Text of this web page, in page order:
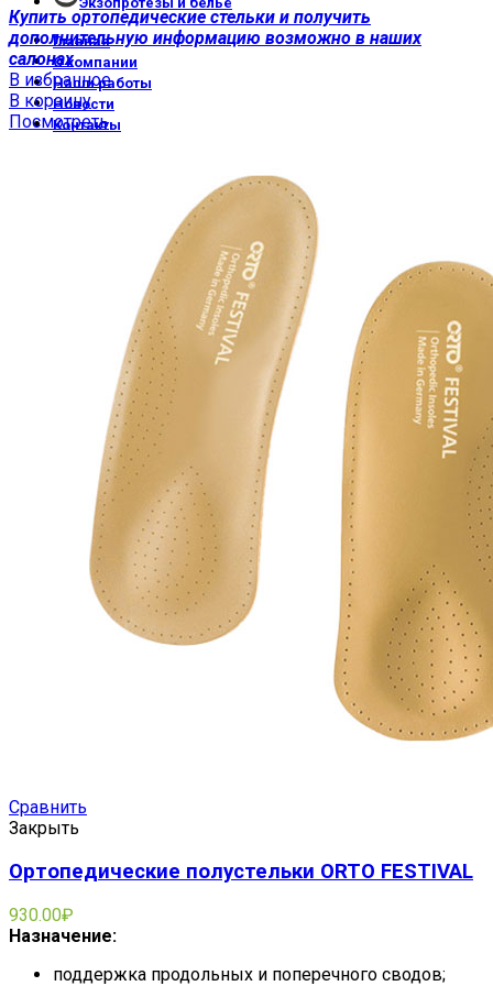
Главная
О компании
Наши работы
Новости
Контакты
Купить ортопедические стельки и получить
дополнительную информацию возможно в наших
салонах
В избранное
В корзину
Посмотреть
Сравнить
Закрыть
Ортопедические полустельки ORTO FESTIVAL
930.00₽
Назначение:
поддержка продольных и поперечного сводов;